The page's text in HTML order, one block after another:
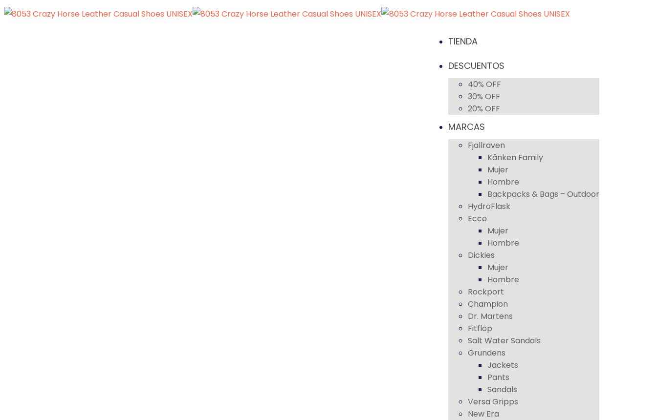
TIENDA
DESCUENTOS
40% OFF
30% OFF
20% OFF
MARCAS
Fjallraven
Kånken Family
Mujer
Hombre
Backpacks & Bags – Outdoor
HydroFlask
Ecco
Mujer
Hombre
Dickies
Mujer
Hombre
Rockport
Champion
Dr. Martens
Fitflop
Salt Water Sandals
Grundens
Jackets
Pants
Sandals
Versa Gripps
New Era